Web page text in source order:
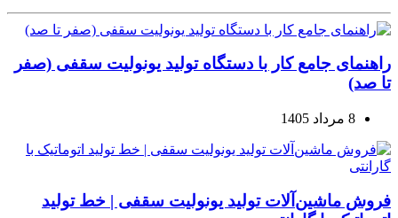
راهنمای جامع کار با دستگاه تولید یونولیت سقفی (صفر
تا صد)
8 مرداد 1405
فروش ماشین‌آلات تولید یونولیت سقفی | خط تولید